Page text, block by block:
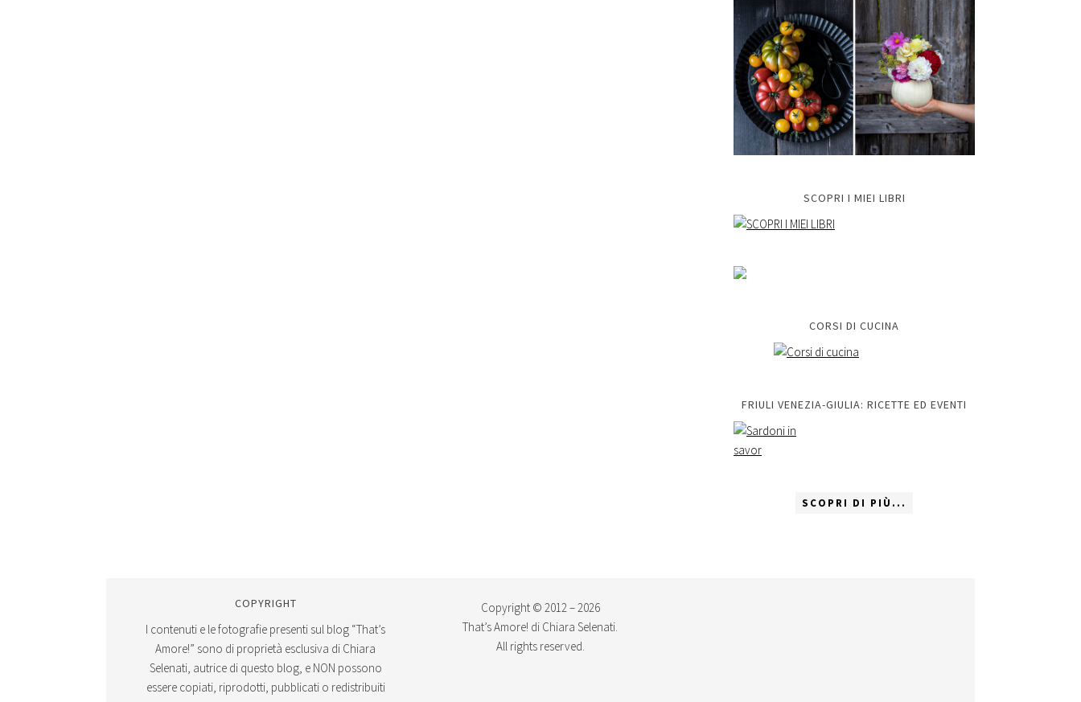
SCOPRI I MIEI LIBRI
CORSI DI CUCINA
FRIULI VENEZIA-GIULIA: RICETTE ED EVENTI
SCOPRI DI PIÙ...
COPYRIGHT
I contenuti e le fotografie presenti sul blog “That’s
Amore!” sono di proprietà esclusiva di Chiara
Selenati, autrice di questo blog, e NON possono
essere copiati, riprodotti, pubblicati o redistribuiti
Copyright © 2012 – 2026
That’s Amore! di Chiara Selenati.
All rights reserved.